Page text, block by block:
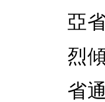
亞
烈
省